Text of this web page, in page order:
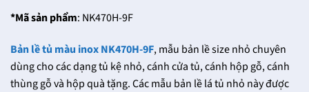
*Mã sản phẩm: NK470H-9F
Bản lề tủ màu inox NK470H-9F, mẫu bản lề size nhỏ chuyên
dùng cho các dạng tủ kệ nhỏ, cánh cửa tủ, cánh hộp gỗ, cánh
thùng gỗ và hộp quà tặng. Các mẫu bản lề lá tủ nhỏ này được